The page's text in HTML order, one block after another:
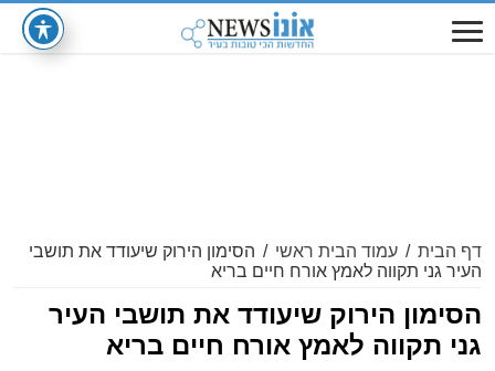
דף הבית / עמוד הבית ראשי / הסימון הירוק שיעודד את תושבי
העיר גני תקווה לאמץ אורח חיים בריא
הסימון הירוק שיעודד את תושבי העיר
גני תקווה לאמץ אורח חיים בריא